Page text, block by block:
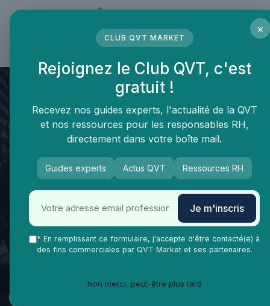
QVT Market Développement personnel
Améliorer les compétences
×
CLUB QVT MARKET
Rejoignez le Club QVT, c'est
gratuit !
Recevez nos guides experts, l'actualité de la QVT
et nos ressources pour les responsables RH,
directement dans votre boîte mail.
Guides experts Actus QVT Ressources RH
Je m'inscris
* En remplissant ce formulaire, j'accepte d'être contacté(e) à
des fins commerciales par QVT Market et ses partenaires.
Non merci, peut-être plus tard
Panneau de gestion des cookies